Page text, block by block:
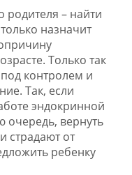
родителя – найти
назначит
Только так
контролем и
Так, если
эндокринной
очередь, вернуть
страдают от
ребенку